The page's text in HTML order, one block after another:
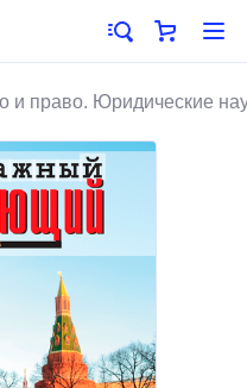
и право. Юридические